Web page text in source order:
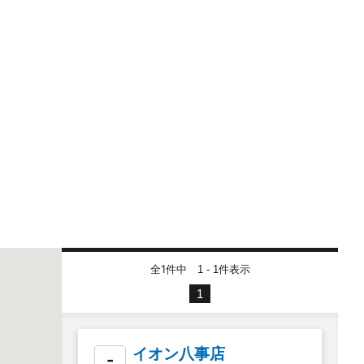
全1件中 1 - 1件表示
1
イオン八事店